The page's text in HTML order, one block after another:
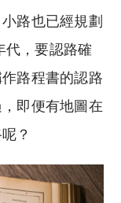
路也已經規劃
代，要認路確
路程書的認路
即便有地圖在
？